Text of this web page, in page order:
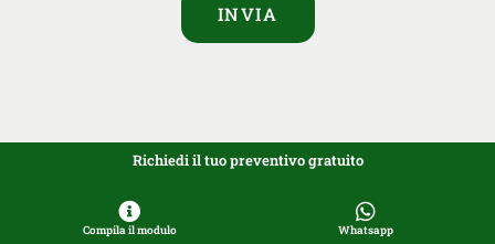
INVIA
Richiedi il tuo preventivo gratuito
Compila il modulo Whatsapp